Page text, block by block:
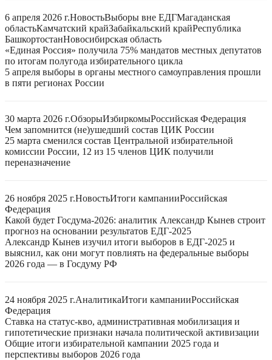
6 апреля 2026 г.НовостьВыборы вне ЕДГМагаданская
областьКамчатский крайЗабайкальский крайРеспублика
БашкортостанНовосибирская область
«Единая Россия» получила 75% мандатов местных депутатов
по итогам полугода избирательного цикла
5 апреля выборы в органы местного самоуправления прошли
в пяти регионах России
30 марта 2026 г.ОбзорыИзбиркомыРоссийская Федерация
Чем запомнится (не)ушедший состав ЦИК России
25 марта сменился состав Центральной избирательной
комиссии России, 12 из 15 членов ЦИК получили
переназначение
26 ноября 2025 г.НовостьИтоги кампанииРоссийская
Федерация
Какой будет Госдума-2026: аналитик Александр Кынев строит
прогноз на основании результатов ЕДГ-2025
Александр Кынев изучил итоги выборов в ЕДГ-2025 и
выяснил, как они могут повлиять на федеральные выборы
2026 года — в Госдуму РФ
24 ноября 2025 г.АналитикаИтоги кампанииРоссийская
Федерация
Ставка на статус-кво, административная мобилизация и
гипотетические признаки начала политической активизации
Общие итоги избирательной кампании 2025 года и
перспективы выборов 2026 года